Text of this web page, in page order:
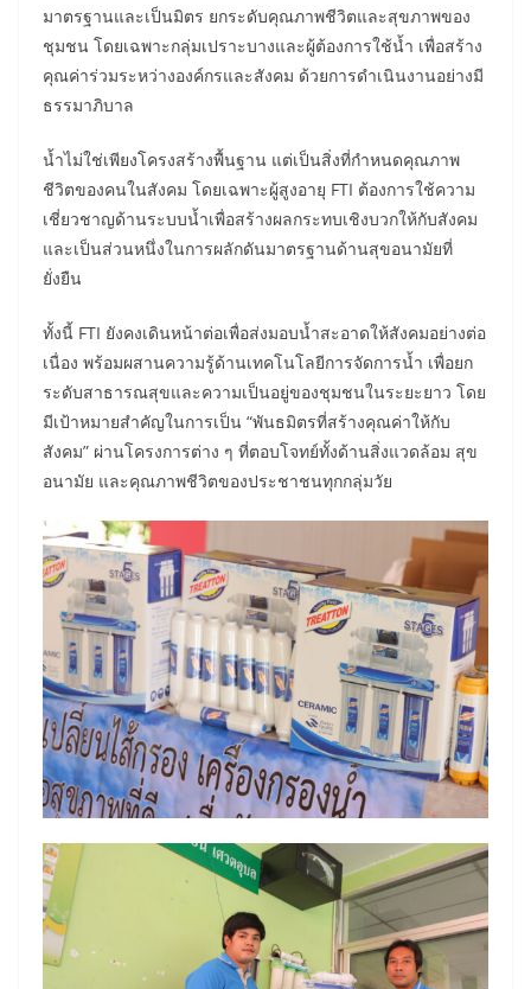
มาตรฐานและเป็นมิตร ยกระดับคุณภาพชีวิตและสุขภาพของ
ชุมชน โดยเฉพาะกลุ่มเปราะบางและผู้ต้องการใช้น้ำ เพื่อสร้าง
คุณค่าร่วมระหว่างองค์กรและสังคม ด้วยการดำเนินงานอย่างมี
ธรรมาภิบาล
น้ำไม่ใช่เพียงโครงสร้างพื้นฐาน แต่เป็นสิ่งที่กำหนดคุณภาพ
ชีวิตของคนในสังคม โดยเฉพาะผู้สูงอายุ FTI ต้องการใช้ความ
เชี่ยวชาญด้านระบบน้ำเพื่อสร้างผลกระทบเชิงบวกให้กับสังคม
และเป็นส่วนหนึ่งในการผลักดันมาตรฐานด้านสุขอนามัยที่
ยั่งยืน
ทั้งนี้ FTI ยังคงเดินหน้าต่อเพื่อส่งมอบน้ำสะอาดให้สังคมอย่างต่อ
เนื่อง พร้อมผสานความรู้ด้านเทคโนโลยีการจัดการน้ำ เพื่อยก
ระดับสาธารณสุขและความเป็นอยู่ของชุมชนในระยะยาว โดย
มีเป้าหมายสำคัญในการเป็น “พันธมิตรที่สร้างคุณค่าให้กับ
สังคม” ผ่านโครงการต่าง ๆ ที่ตอบโจทย์ทั้งด้านสิ่งแวดล้อม สุข
อนามัย และคุณภาพชีวิตของประชาชนทุกกลุ่มวัย